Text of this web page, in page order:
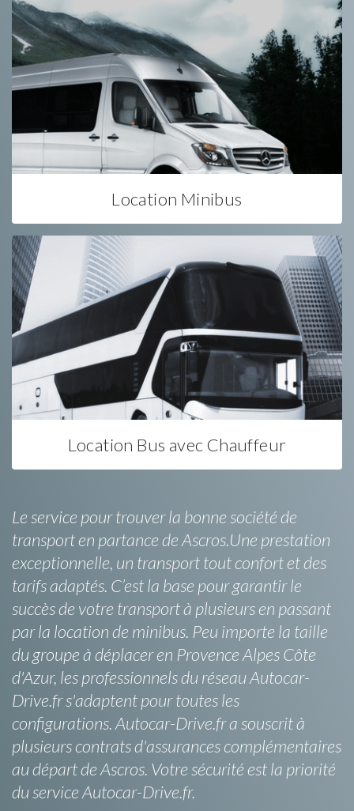
Location Minibus
Location Bus avec Chauffeur
Le service pour trouver la bonne société de
transport en partance de Ascros.Une prestation
exceptionnelle, un transport tout confort et des
tarifs adaptés. C’est la base pour garantir le
succès de votre transport à plusieurs en passant
par la location de minibus. Peu importe la taille
du groupe à déplacer en Provence Alpes Côte
d'Azur, les professionnels du réseau Autocar-
Drive.fr s'adaptent pour toutes les
configurations. Autocar-Drive.fr a souscrit à
plusieurs contrats d'assurances complémentaires
au départ de Ascros. Votre sécurité est la priorité
du service Autocar-Drive.fr.